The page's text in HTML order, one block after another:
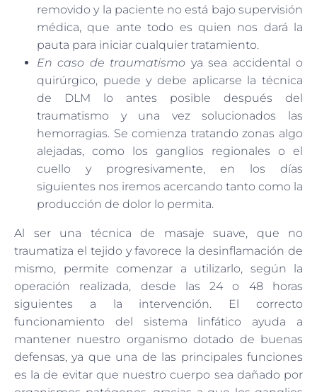
removido y la paciente no está bajo supervisión
médica, que ante todo es quien nos dará la
pauta para iniciar cualquier tratamiento.
En caso de traumatismo ya sea accidental o
quirúrgico, puede y debe aplicarse la técnica
de DLM lo antes posible después del
traumatismo y una vez solucionados las
hemorragias. Se comienza tratando zonas algo
alejadas, como los ganglios regionales o el
cuello y progresivamente, en los días
siguientes nos iremos acercando tanto como la
producción de dolor lo permita.
Al ser una técnica de masaje suave, que no
traumatiza el tejido y favorece la desinflamación de
mismo, permite comenzar a utilizarlo, según la
operación realizada, desde las 24 o 48 horas
siguientes a la intervención. El correcto
funcionamiento del sistema linfático ayuda a
mantener nuestro organismo dotado de buenas
defensas, ya que una de las principales funciones
es la de evitar que nuestro cuerpo sea dañado por